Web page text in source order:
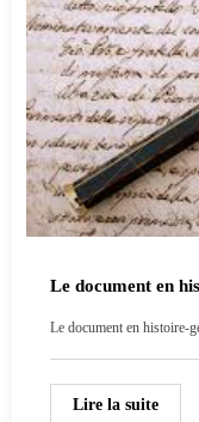
Le document en
Le document en histoire-
Lire la suite